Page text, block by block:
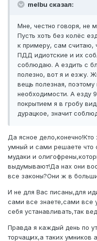
melbu сказал:
Мне, честно говоря, не
Пусть хоть без колёс
к примеру, сам считаю,
ПДД идиотские и их
соблюдаю. А ездить с
полезно, вот я и езжу.
вещь полезная,
необходимости. А езду
покрытием я в гробу
дурацкое, значит
Да ясное
умный и сами решаете что
мудаки и
выдумывают!Да нах они
все законы?Они ж в
И не для Вас писаны,для
сами все знаете,сами все
себя устанавливать,так
Правда я каждый день по
торчащих,а таких умников